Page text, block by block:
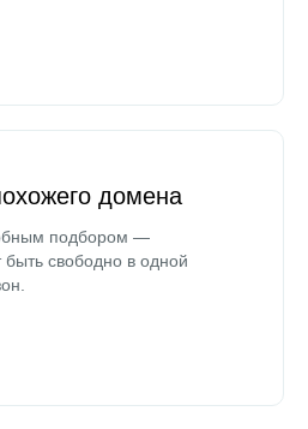
домена
подбором —
свободно в одной